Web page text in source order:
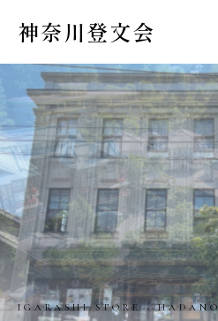
神奈川登文会
IGARASHI STORE · HADANO